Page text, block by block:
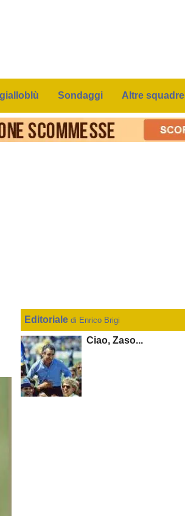
Sondaggi Altre squadre
Editorialedi Enrico Brigi
Ciao, Zaso...